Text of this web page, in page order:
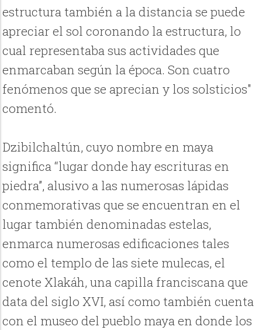
estructura también a la distancia se puede
apreciar el sol coronando la estructura, lo
cual representaba sus actividades que
enmarcaban según la época. Son cuatro
fenómenos que se aprecian y los solsticios"
comentó.
Dzibilchaltún, cuyo nombre en maya
significa “lugar donde hay escrituras en
piedra”, alusivo a las numerosas lápidas
conmemorativas que se encuentran en el
lugar también denominadas estelas,
enmarca numerosas edificaciones tales
como el templo de las siete mulecas, el
cenote Xlakáh, una capilla franciscana que
data del siglo XVI, así como también cuenta
con el museo del pueblo maya en donde los